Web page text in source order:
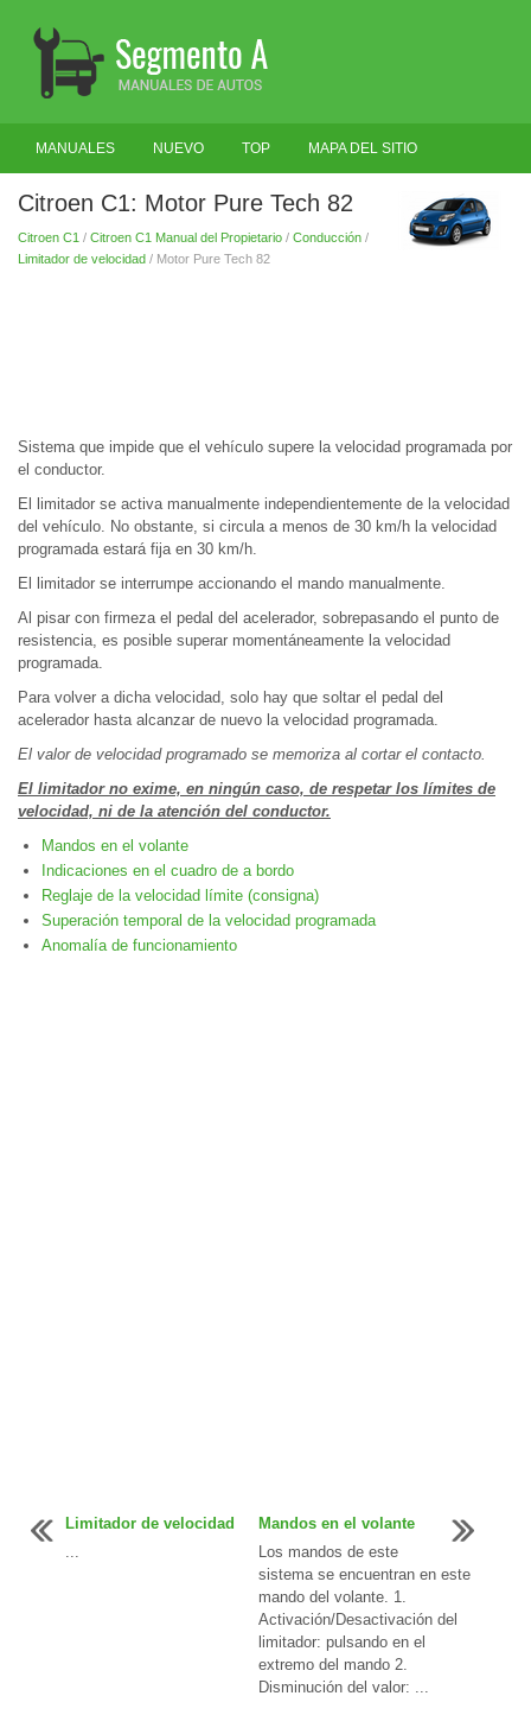
MANUALES NUEVO TOP MAPA DEL SITIO
BUSCAR
Citroen C1: Motor Pure Tech 82
Citroen C1 / Citroen C1 Manual del Propietario / Conducción /
Limitador de velocidad / Motor Pure Tech 82
Sistema que impide que el vehículo supere la velocidad programada por
el conductor.
El limitador se activa manualmente independientemente de la velocidad
del vehículo. No obstante, si circula a menos de 30 km/h la velocidad
programada estará fija en 30 km/h.
El limitador se interrumpe accionando el mando manualmente.
Al pisar con firmeza el pedal del acelerador, sobrepasando el punto de
resistencia, es posible superar momentáneamente la velocidad
programada.
Para volver a dicha velocidad, solo hay que soltar el pedal del
acelerador hasta alcanzar de nuevo la velocidad programada.
El valor de velocidad programado se memoriza al cortar el contacto.
El limitador no exime, en ningún caso, de respetar los límites de
velocidad, ni de la atención del conductor.
Mandos en el volante
Indicaciones en el cuadro de a bordo
Reglaje de la velocidad límite (consigna)
Superación temporal de la velocidad programada
Anomalía de funcionamiento
Limitador de velocidad
...
Mandos en el volante
Los mandos de este
sistema se encuentran en este
mando del volante. 1.
Activación/Desactivación del
limitador: pulsando en el
extremo del mando 2.
Disminución del valor: ...